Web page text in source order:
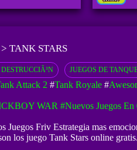
TANK STARS
JUEGOS DE
Attack 2 #Tank Royale#
WAR #Nuevos Juegos En
Juegos Friv Estrategia mas
los juego Tank Stars online